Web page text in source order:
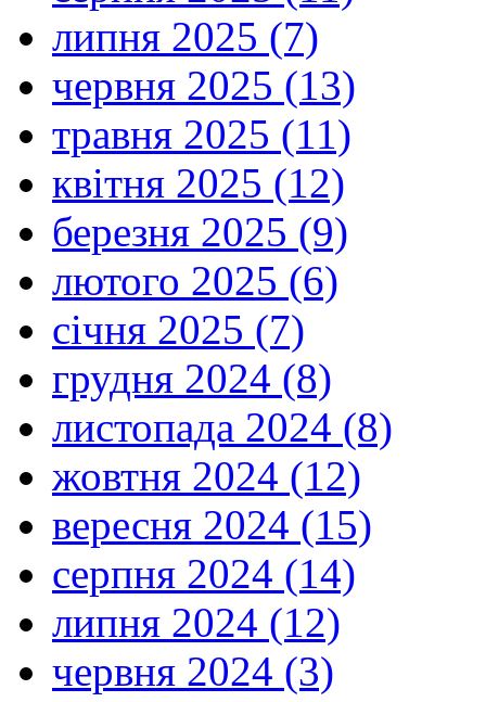
липня 2025 (7)
червня 2025 (13)
травня 2025 (11)
квітня 2025 (12)
березня 2025 (9)
лютого 2025 (6)
січня 2025 (7)
грудня 2024 (8)
листопада 2024 (8)
жовтня 2024 (12)
вересня 2024 (15)
серпня 2024 (14)
липня 2024 (12)
червня 2024 (3)